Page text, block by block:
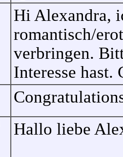
Hi Alexandra,
romantisch/
verbringen.
Interesse hast.
Hallo liebe